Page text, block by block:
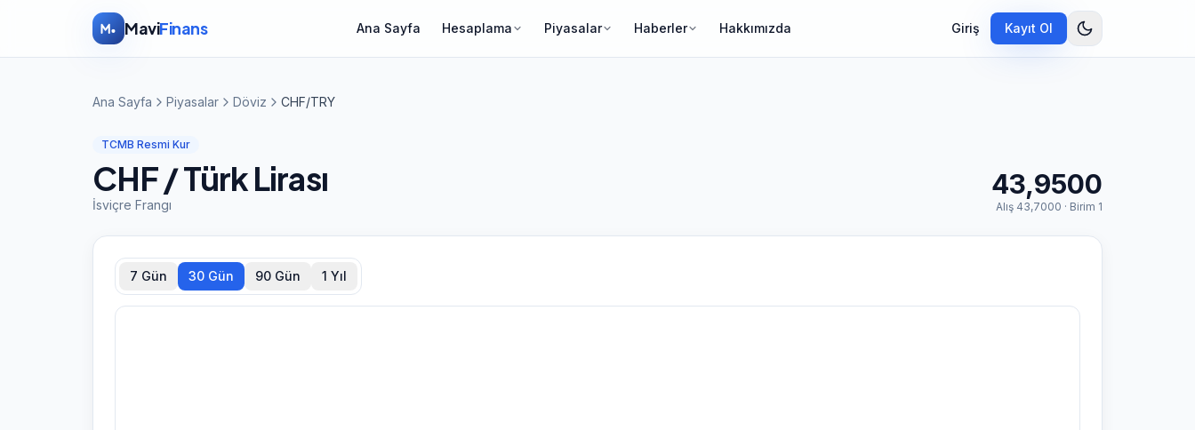
MaviFinans Ana Sayfa Hesaplama Piyasalar Haberler Hakkımızda Giriş Kayıt Ol
Ana Sayfa Piyasalar Döviz CHF/TRY
TCMB Resmi Kur
CHF/ Türk Lirası
İsviçre Frangı
43,9500
Alış 43,7000 · Birim 1
7 Gün 30 Gün 90 Gün 1 Yıl